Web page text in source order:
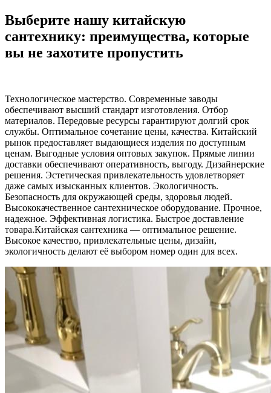
Выберите нашу китайскую
сантехнику: преимущества, которые
вы не захотите пропустить
Технологическое мастерство. Современные заводы
обеспечивают высший стандарт изготовления. Отбор
материалов. Передовые ресурсы гарантируют долгий срок
службы. Оптимальное сочетание цены, качества. Китайский
рынок предоставляет выдающиеся изделия по доступным
ценам. Выгодные условия оптовых закупок. Прямые линии
доставки обеспечивают оперативность, выгоду. Дизайнерские
решения. Эстетическая привлекательность удовлетворяет
даже самых изысканных клиентов. Экологичность.
Безопасность для окружающей среды, здоровья людей.
Высококачественное сантехническое оборудование. Прочное,
надежное. Эффективная логистика. Быстрое доставление
товара. ​​​​Китайская сантехника — оптимальное решение.
Высокое качество, привлекательные цены, дизайн,
экологичность делают её выбором номер один для всех.